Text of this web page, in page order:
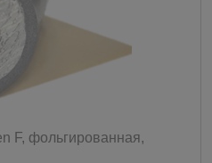
F, фольгированная,